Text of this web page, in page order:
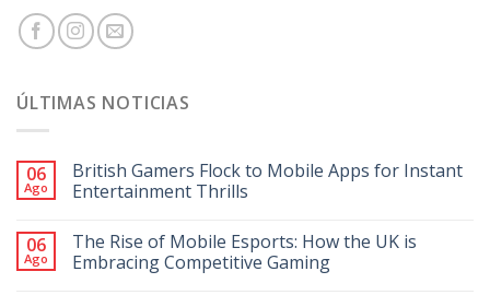
ÚLTIMAS NOTICIAS
06
Ago
British Gamers Flock to Mobile Apps for Instant
Entertainment Thrills
06
Ago
The Rise of Mobile Esports: How the UK is
Embracing Competitive Gaming